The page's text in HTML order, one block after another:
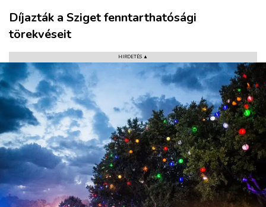
RÉGIÓ
KULTÚRA
PODCAST
Díjazták a Sziget fenntarthatósági
törekvéseit
HIRDETÉS ▲